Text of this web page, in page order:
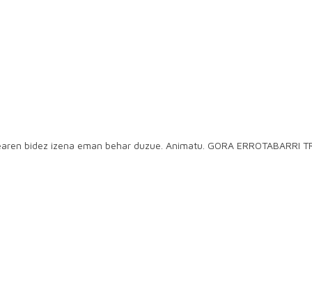
bidez izena eman behar duzue. Animatu. GORA ERROTABARRI